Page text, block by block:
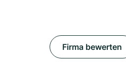
Firma bewerten